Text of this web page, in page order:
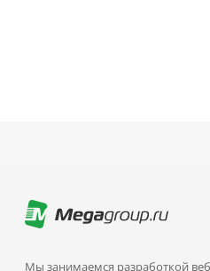
Мы занимаемся разработкой